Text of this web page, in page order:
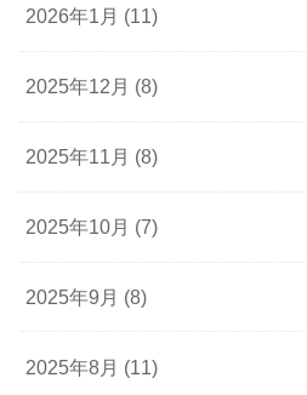
2026年1月 (11)
2025年12月 (8)
2025年11月 (8)
2025年10月 (7)
2025年9月 (8)
2025年8月 (11)